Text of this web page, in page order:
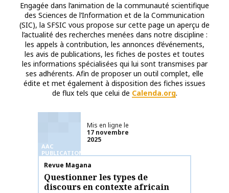
Engagée dans l’animation de la communauté scientifique
des Sciences de l’Information et de la Communication
(SIC), la SFSIC vous propose sur cette page un aperçu de
l’actualité des recherches menées dans notre discipline :
les appels à contribution, les annonces d’événements,
les avis de publications, les fiches de postes et toutes
les informations spécialisées qui lui sont transmises par
ses adhérents. Afin de proposer un outil complet, elle
édite et met également à disposition des fiches issues
de flux tels que celui de Calenda.org.
AAC
PUBLICATIONS
Mis en ligne le
17 novembre
2025
Nom de la publication
Revue Magana
Questionner les types de
discours en contexte africain